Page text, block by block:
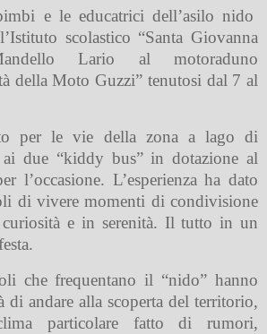
e le educatrici dell’asilo nido
scolastico “Santa Giovanna
Lario al motoraduno
della Moto Guzzi” tenutosi dal 7 al
per le vie della zona a lago di
ai due “kiddy bus” in dotazione al
l’occasione. L’esperienza ha dato
di vivere momenti di condivisione
curiosità e in serenità. Il tutto in un
che frequentano il “nido” hanno
di andare alla scoperta del territorio,
particolare fatto di rumori,